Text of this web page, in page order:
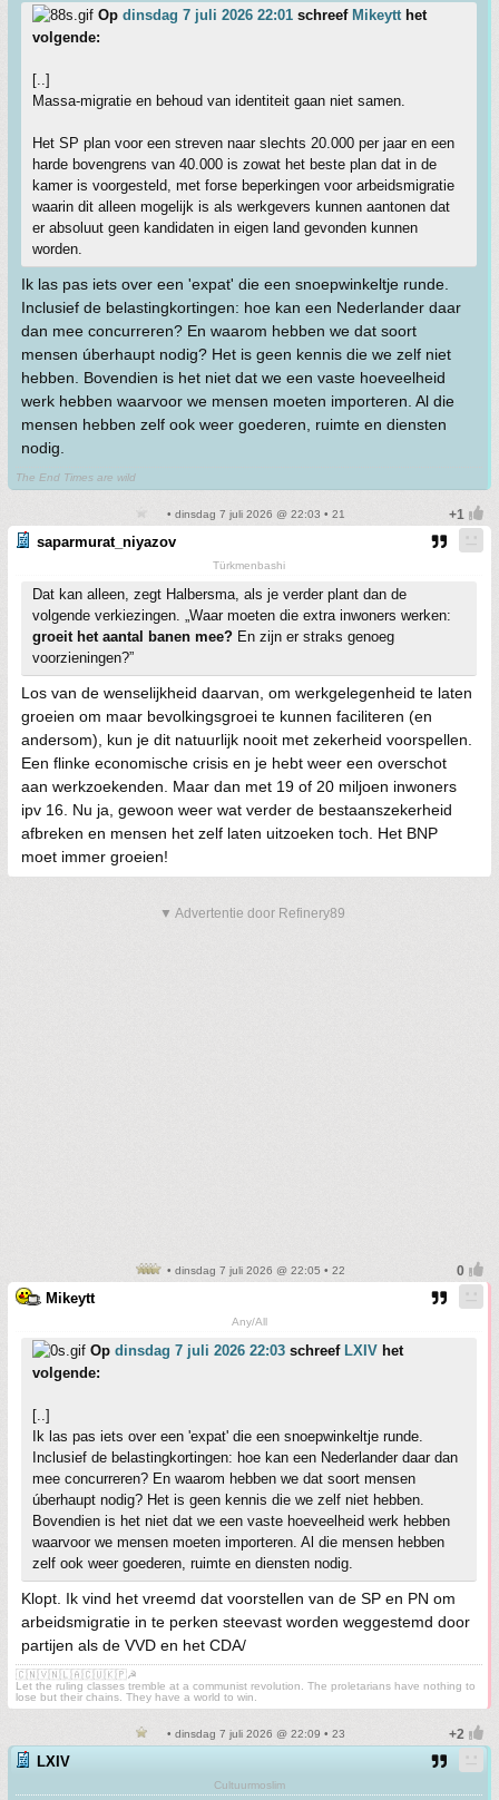
Op dinsdag 7 juli 2026 22:01 schreef Mikeytthet
volgende:
[..]
Massa-migratie en behoud van identiteit gaan niet samen.
Het SP plan voor een streven naar slechts 20.000 per jaar en een
harde bovengrens van 40.000 is zowat het beste plan dat in de
kamer is voorgesteld, met forse beperkingen voor arbeidsmigratie
waarin dit alleen mogelijk is als werkgevers kunnen aantonen dat
er absoluut geen kandidaten in eigen land gevonden kunnen
worden.
Ik las pas iets over een 'expat' die een snoepwinkeltje runde.
Inclusief de belastingkortingen: hoe kan een Nederlander daar
dan mee concurreren? En waarom hebben we dat soort
mensen úberhaupt nodig? Het is geen kennis die we zelf niet
hebben. Bovendien is het niet dat we een vaste hoeveelheid
werk hebben waarvoor we mensen moeten importeren. Al die
mensen hebben zelf ook weer goederen, ruimte en diensten
nodig.
The End Times are wild
• dinsdag 7 juli 2026 @ 22:03 • 21
saparmurat_niyazov
Türkmenbashi
Dat kan alleen, zegt Halbersma, als je verder plant dan de
volgende verkiezingen. „Waar moeten die extra inwoners werken:
groeit het aantal banen mee? En zijn er straks genoeg
voorzieningen?”
Los van de wenselijkheid daarvan, om werkgelegenheid te laten
groeien om maar bevolkingsgroei te kunnen faciliteren (en
andersom), kun je dit natuurlijk nooit met zekerheid voorspellen.
Een flinke economische crisis en je hebt weer een overschot
aan werkzoekenden. Maar dan met 19 of 20 miljoen inwoners
ipv 16. Nu ja, gewoon weer wat verder de bestaanszekerheid
afbreken en mensen het zelf laten uitzoeken toch. Het BNP
moet immer groeien!
▼ Advertentie door Refinery89
• dinsdag 7 juli 2026 @ 22:05 • 22
Mikeytt
Any/All
Op dinsdag 7 juli 2026 22:03 schreef LXIV het
volgende:
[..]
Ik las pas iets over een 'expat' die een snoepwinkeltje runde.
Inclusief de belastingkortingen: hoe kan een Nederlander daar dan
mee concurreren? En waarom hebben we dat soort mensen
úberhaupt nodig? Het is geen kennis die we zelf niet hebben.
Bovendien is het niet dat we een vaste hoeveelheid werk hebben
waarvoor we mensen moeten importeren. Al die mensen hebben
zelf ook weer goederen, ruimte en diensten nodig.
Klopt. Ik vind het vreemd dat voorstellen van de SP en PN om
arbeidsmigratie in te perken steevast worden weggestemd door
partijen als de VVD en het CDA/
🇨🇳🇻🇳🇱🇦🇨🇺🇰🇵☭
Let the ruling classes tremble at a communist revolution. The proletarians have nothing to
lose but their chains. They have a world to win.
• dinsdag 7 juli 2026 @ 22:09 • 23
LXIV
Cultuurmoslim